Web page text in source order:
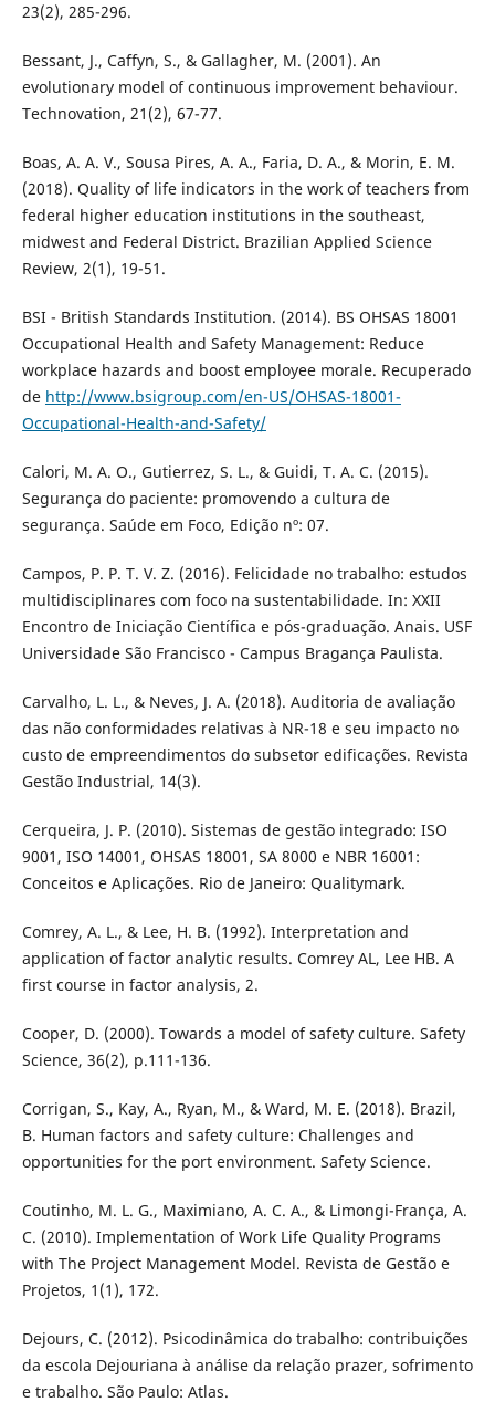
23(2), 285-296.
Bessant, J., Caffyn, S., & Gallagher, M. (2001). An
evolutionary model of continuous improvement behaviour.
Technovation, 21(2), 67-77.
Boas, A. A. V., Sousa Pires, A. A., Faria, D. A., & Morin, E. M.
(2018). Quality of life indicators in the work of teachers from
federal higher education institutions in the southeast,
midwest and Federal District. Brazilian Applied Science
Review, 2(1), 19-51.
BSI - British Standards Institution. (2014). BS OHSAS 18001
Occupational Health and Safety Management: Reduce
workplace hazards and boost employee morale. Recuperado
de http://www.bsigroup.com/en-US/OHSAS-18001-
Occupational-Health-and-Safety/
Calori, M. A. O., Gutierrez, S. L., & Guidi, T. A. C. (2015).
Segurança do paciente: promovendo a cultura de
segurança. Saúde em Foco, Edição nº: 07.
Campos, P. P. T. V. Z. (2016). Felicidade no trabalho: estudos
multidisciplinares com foco na sustentabilidade. In: XXII
Encontro de Iniciação Científica e pós-graduação. Anais. USF
Universidade São Francisco - Campus Bragança Paulista.
Carvalho, L. L., & Neves, J. A. (2018). Auditoria de avaliação
das não conformidades relativas à NR-18 e seu impacto no
custo de empreendimentos do subsetor edificações. Revista
Gestão Industrial, 14(3).
Cerqueira, J. P. (2010). Sistemas de gestão integrado: ISO
9001, ISO 14001, OHSAS 18001, SA 8000 e NBR 16001:
Conceitos e Aplicações. Rio de Janeiro: Qualitymark.
Comrey, A. L., & Lee, H. B. (1992). Interpretation and
application of factor analytic results. Comrey AL, Lee HB. A
first course in factor analysis, 2.
Cooper, D. (2000). Towards a model of safety culture. Safety
Science, 36(2), p.111-136.
Corrigan, S., Kay, A., Ryan, M., & Ward, M. E. (2018). Brazil,
B. Human factors and safety culture: Challenges and
opportunities for the port environment. Safety Science.
Coutinho, M. L. G., Maximiano, A. C. A., & Limongi-França, A.
C. (2010). Implementation of Work Life Quality Programs
with The Project Management Model. Revista de Gestão e
Projetos, 1(1), 172.
Dejours, C. (2012). Psicodinâmica do trabalho: contribuições
da escola Dejouriana à análise da relação prazer, sofrimento
e trabalho. São Paulo: Atlas.